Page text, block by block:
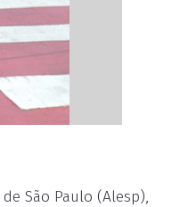
São Paulo (Alesp),